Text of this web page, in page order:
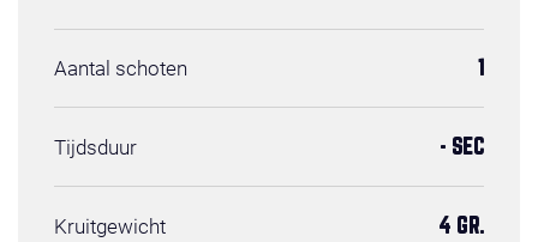
Aantal schoten 1
Tijdsduur - SEC
Kruitgewicht 4 GR.